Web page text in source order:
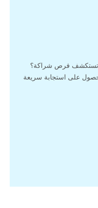
تستكشف فرص شراكة؟
على استجابة سريعة